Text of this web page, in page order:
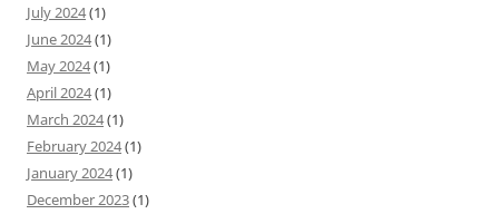
July 2024(1)
June 2024(1)
May 2024(1)
April 2024(1)
March 2024(1)
February 2024(1)
January 2024(1)
December 2023(1)